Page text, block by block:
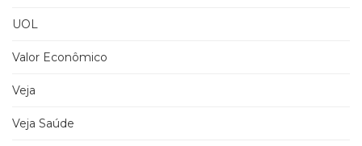
UOL
Valor Econômico
Veja
Veja Saúde